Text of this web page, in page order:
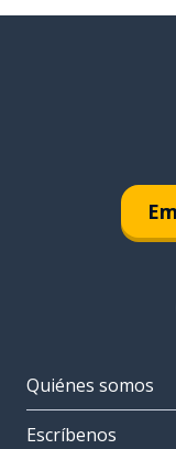
Quiénes somos
Escríbenos